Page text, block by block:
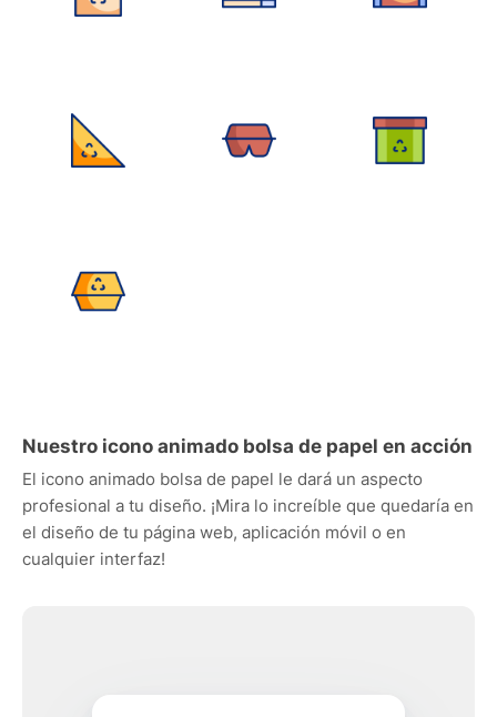
Nuestro icono animado bolsa de papel en acción
El icono animado bolsa de papel le dará un aspecto
profesional a tu diseño. ¡Mira lo increíble que quedaría en
el diseño de tu página web, aplicación móvil o en
cualquier interfaz!